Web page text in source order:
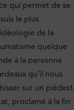
qui permet de se
le plus
de la
quelque
à la personne
qu’il nous
sur un
proclamé à la fin